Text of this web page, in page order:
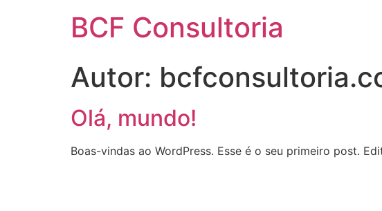
BCF Consultoria
Autor:
Olá, mundo!
Boas-vindas ao WordPress. Esse é o seu primeiro post.